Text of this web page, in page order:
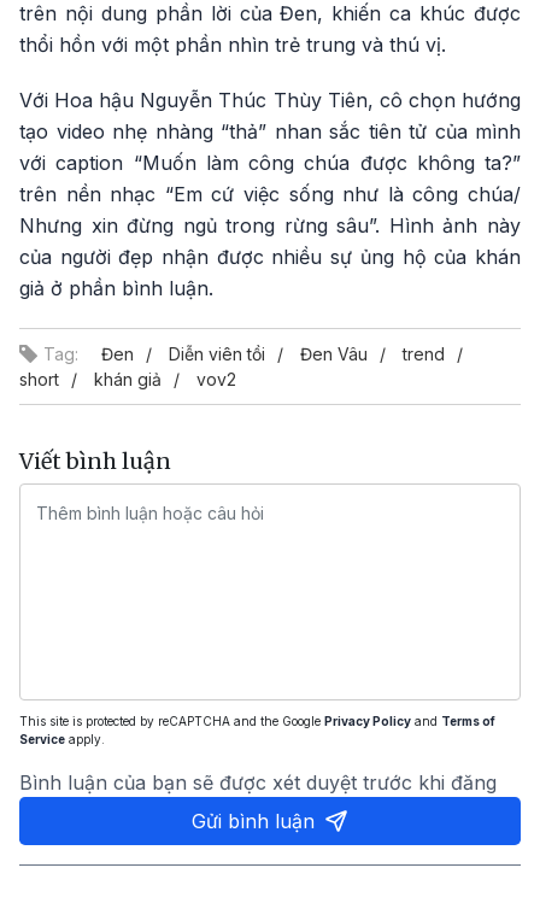
trên nội dung phần lời của Đen, khiến ca khúc được
thổi hồn với một phần nhìn trẻ trung và thú vị.
Với Hoa hậu Nguyễn Thúc Thùy Tiên, cô chọn hướng
tạo video nhẹ nhàng “thả” nhan sắc tiên tử của mình
với caption “Muốn làm công chúa được không ta?”
trên nền nhạc “Em cứ việc sống như là công chúa/
Nhưng xin đừng ngủ trong rừng sâu”. Hình ảnh này
của người đẹp nhận được nhiều sự ủng hộ của khán
giả ở phần bình luận.
Tag: Đen Diễn viên tồi Đen Vâu
trend
short
khán giả vov2
Viết bình luận
This site is protected by reCAPTCHA and the Google Privacy Policy and Terms of
Service apply.
Bình luận của bạn sẽ được xét duyệt trước khi đăng
Gửi bình luận